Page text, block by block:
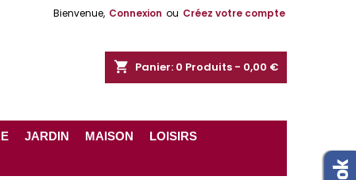
Bienvenue, Connexion ou Créez votre compte
shopping_cart Panier: 0 Produits - 0,00 €
JARDIN MAISON LOISIRS